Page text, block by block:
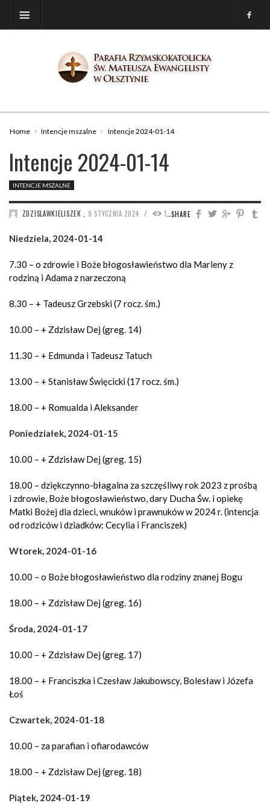
Home Intencje mszalne Intencje 2024-01-14
Intencje 2024-01-14
INTENCJE MSZALNE
SHARE
ZDZISLAWKIELISZEK 9 STYCZNIA 2024 / 1489
Niedziela, 2024-01-14
7.30 – o zdrowie i Boże błogosławieństwo dla Marleny z
rodziną i Adama z narzeczoną
8.30 – + Tadeusz Grzebski (7 rocz. śm.)
10.00 – + Zdzisław Dej (greg. 14)
11.30 – + Edmunda i Tadeusz Tatuch
13.00 – + Stanisław Święcicki (17 rocz. śm.)
18.00 – + Romualda i Aleksander
Poniedziałek, 2024-01-15
10.00 – + Zdzisław Dej (greg. 15)
18.00 – dziękczynno-błagalna za szczęśliwy rok 2023 z prośbą
i zdrowie, Boże błogosławieństwo, dary Ducha Św. i opiekę
Matki Bożej dla dzieci, wnuków i prawnuków w 2024 r. (intencja
od rodziców i dziadków: Cecylia i Franciszek)
Wtorek, 2024-01-16
10.00 – o Boże błogosławieństwo dla rodziny znanej Bogu
18.00 – + Zdzisław Dej (greg. 16)
Środa, 2024-01-17
10.00 – + Zdzisław Dej (greg. 17)
18.00 – + Franciszka i Czesław Jakubowscy, Bolesław i Józefa
Łoś
Czwartek, 2024-01-18
10.00 – za parafian i ofiarodawców
18.00 – + Zdzisław Dej (greg. 18)
Piątek, 2024-01-19